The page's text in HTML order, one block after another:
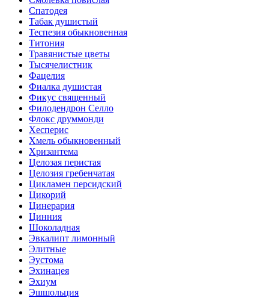
Спатодея
Табак душистый
Теспезия обыкновенная
Титония
Травянистые цветы
Тысячелистник
Фацелия
Фиалка душистая
Фикус священный
Филодендрон Селло
Флокс друммонди
Хесперис
Хмель обыкновенный
Хризантема
Целозая перистая
Целозия гребенчатая
Цикламен персидский
Цикорий
Цинерария
Цинния
Шоколадная
Эвкалипт лимонный
Элитные
Эустома
Эхинацея
Эхиум
Эшшольция